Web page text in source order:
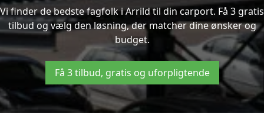
Vi finder de bedste fagfolk i Arrild til din carport. Få 3 gratis
tilbud og vælg den løsning, der matcher dine ønsker og
budget.
Få 3 tilbud, gratis og uforpligtende